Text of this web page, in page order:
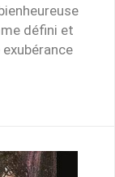
défini et